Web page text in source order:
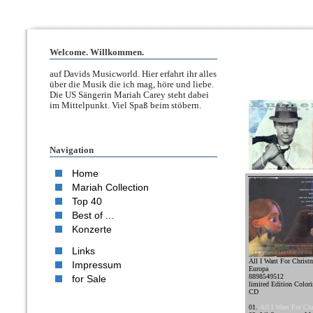
Welcome. Willkommen.
auf Davids Musicworld. Hier erfahrt ihr alles
über die Musik die ich mag, höre und liebe.
Die US Sängerin Mariah Carey steht dabei
im Mittelpunkt. Viel Spaß beim stöbern.
Navigation
Home
Mariah Collection
Top 40
Best of ...
Konzerte
Links
Impressum
for Sale
All I Want For
Europa
8898549512
limited Edition
CD
01.
All I Want For